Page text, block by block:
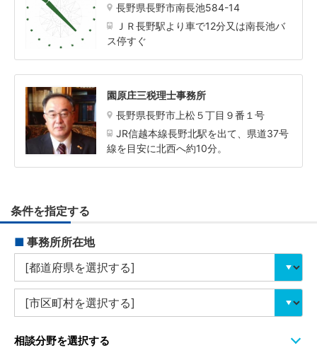
長野県長野市南長池584-14
ＪＲ長野駅より車で12分又は南長池バ
ス停すぐ
園原庄三税理士事務所
長野県長野市上松５丁目９番１号
JR信越本線長野北駅を出て、県道37号
線を目安に北西へ約10分。
条件を指定する
■ 事務所所在地
相談分野を選択する